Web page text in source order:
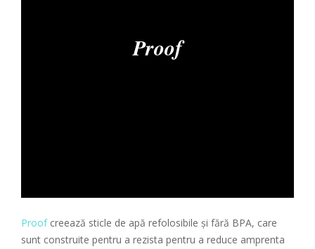
Proof
Proofcreează sticle de apă refolosibile și fără BPA, care
sunt construite pentru a rezista pentru a reduce amprenta